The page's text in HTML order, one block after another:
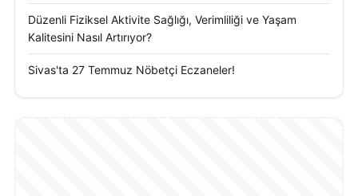
Düzenli Fiziksel Aktivite Sağlığı, Verimliliği ve Yaşam
Kalitesini Nasıl Artırıyor?
Sivas'ta 27 Temmuz Nöbetçi Eczaneler!